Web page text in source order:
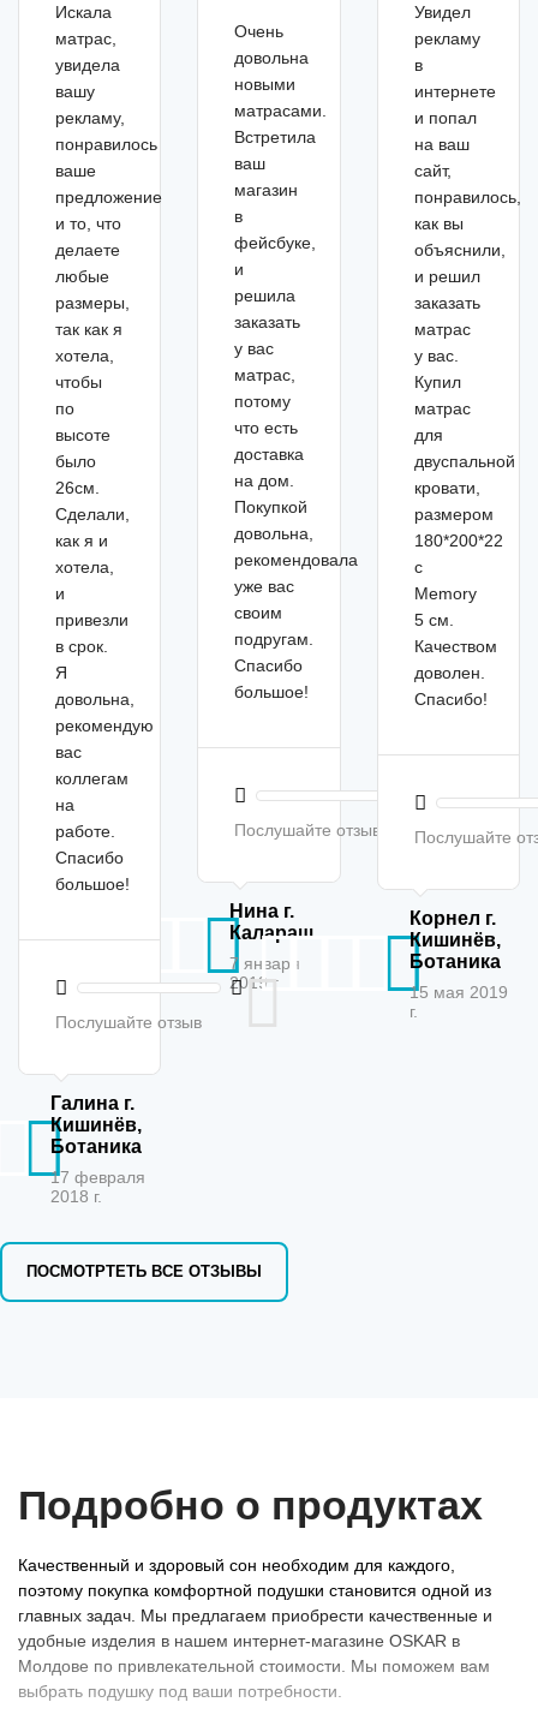
Искала
матрас,
увидела
вашу
рекламу,
понравилось
ваше
предложение
и то, что
делаете
любые
размеры,
так как я
хотела,
чтобы
по
высоте
было
26см.
Сделали,
как я и
хотела,
и
привезли
в срок.
Я
довольна,
рекомендую
вас
коллегам
на
работе.
Спасибо
большое!
Послушайте отзыв
Галина г.
Кишинёв,
Ботаника
17 февраля
2018 г.
Очень
довольна
новыми
матрасами.
Встретила
ваш
магазин
в
фейсбуке,
и
решила
заказать
у вас
матрас,
потому
что есть
доставка
на дом.
Покупкой
довольна,
рекомендовала
уже вас
своим
подругам.
Спасибо
большое!
Послушайте отзыв
Нина г.
Калараш
7 января
2019 г.
Увидел
рекламу
в
интернете
и попал
на ваш
сайт,
понравилось,
как вы
объяснили,
и решил
заказать
матрас
у вас.
Купил
матрас
для
двуспальной
кровати,
размером
180*200*22
с
Memory
5 см.
Качеством
доволен.
Спасибо!
Послушайте
Корнел г.
Кишинёв,
Ботаника
15 мая 2019
г.
ПОСМОТРТЕТЬ ВСЕ ОТЗЫВЫ
Подробно о продуктах
Качественный и здоровый сон необходим для каждого,
поэтому покупка комфортной подушки становится одной из
главных задач. Мы предлагаем приобрести качественные и
удобные изделия в нашем интернет-магазине OSKAR в
Молдове по привлекательной стоимости. Мы поможем вам
выбрать подушку под ваши потребности.